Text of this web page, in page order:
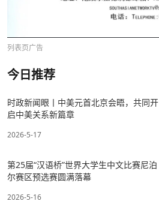
列表页广告
今日推荐
时政新闻眼丨中美元首北京会晤，共同开
启中美关系新篇章
2026-5-17
第25届“汉语桥”世界大学生中文比赛尼泊
尔赛区预选赛圆满落幕
2026-5-16